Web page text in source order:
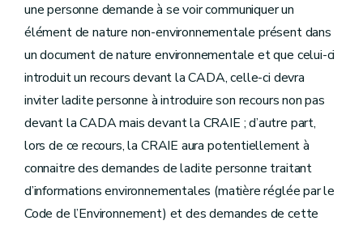
une personne demande à se voir communiquer un
élément de nature non-environnementale présent dans
un document de nature environnementale et que celui-ci
introduit un recours devant la CADA, celle-ci devra
inviter ladite personne à introduire son recours non pas
devant la CADA mais devant la CRAIE ; d’autre part,
lors de ce recours, la CRAIE aura potentiellement à
connaitre des demandes de ladite personne traitant
d’informations environnementales (matière réglée par le
Code de l’Environnement) et des demandes de cette